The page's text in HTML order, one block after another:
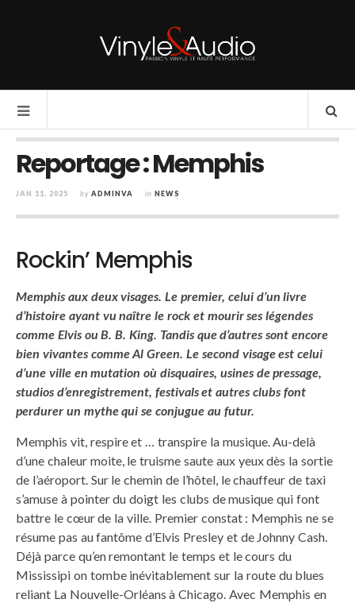
Reportage : Memphis
JAN 11, 2025 by ADMINVA in NEWS
Rockin’ Memphis
Memphis aux deux visages. Le premier, celui d’unlivre
d’histoire ayant vu naître le rock et mourir seslégendes
comme Elvis ou B. B. King. Tandis qued’autres sont encore
bien vivantes commeAl Green. Le second visage est celui
d’une ville enmutation où disquaires, usines de pressage,
studios d’enregistrement, festivals et autres clubs font
perdurer un mythe qui se conjugue au futur.
Memphis vit, respire et … transpire la musique. Au-delà
d’une chaleur moite, le truisme saute aux yeux dès la sortie
de l’aéroport. Sur le chemin de l’hôtel, le chauffeur de taxi
s’amuse à pointer du doigt les clubs de musique qui font
battre le cœur de la ville. Premier constat : Memphis ne se
résume pas au fantôme d’Elvis Presley et de Johnny Cash.
Déjà parce qu’en remontant le temps et le cours du
Mississipi on tombe inévitablement sur la route du blues
reliant La Nouvelle-Orléans à Chicago. Avec Memphis en